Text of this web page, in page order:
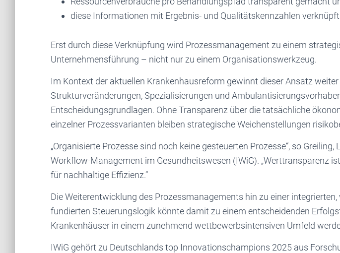
diese Informationen mit Ergebnis- und Qualitätskennzahlen
Erst durch diese Verknüpfung wird Prozessmanagement zu einem
Unternehmensführung – nicht nur zu einem Organisationswerkzeug.
Im Kontext der aktuellen Krankenhausreform gewinnt dieser Ansatz
Strukturveränderungen, Spezialisierungen und
Entscheidungsgrundlagen. Ohne Transparenz über die tatsächliche
einzelner Prozessvarianten bleiben strategische Weichenstellungen
„Organisierte Prozesse sind noch keine gesteuerten Prozesse“, so
Workflow-Management im Gesundheitswesen (IWiG). „Werttransparenz
für nachhaltige Effizienz.“
Die Weiterentwicklung des Prozessmanagements hin zu einer
fundierten Steuerungslogik könnte damit zu einem entscheidenden
Krankenhäuser in einem zunehmend wettbewerbsintensiven Umfeld
IWiG gehört zu Deutschlands top Innovationschampions 2025 aus